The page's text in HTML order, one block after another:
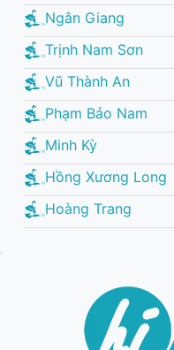
Ngân Giang
Trịnh Nam Sơn
Vũ Thành An
Phạm Bảo Nam
Minh Kỳ
Hồng Xương Long
Hoàng Trang